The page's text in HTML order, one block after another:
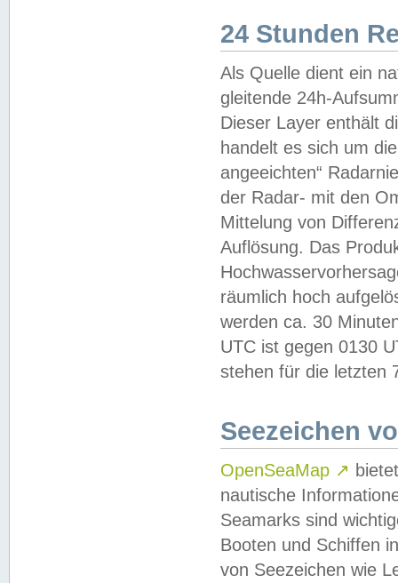
24 Stunden
Als Quelle dient ein
gleitende 24h-
Dieser Layer enthält
handelt es sich um
angeeichten“
der Radar- mit den
Mittelung von
Auflösung. Das
räumlich hoch
werden ca. 30
UTC ist gegen 0130
stehen für die letzten
Seezeichen
OpenSeaMap ↗
nautische
Seamarks sind
Booten und Schiffen
von Seezeichen wie